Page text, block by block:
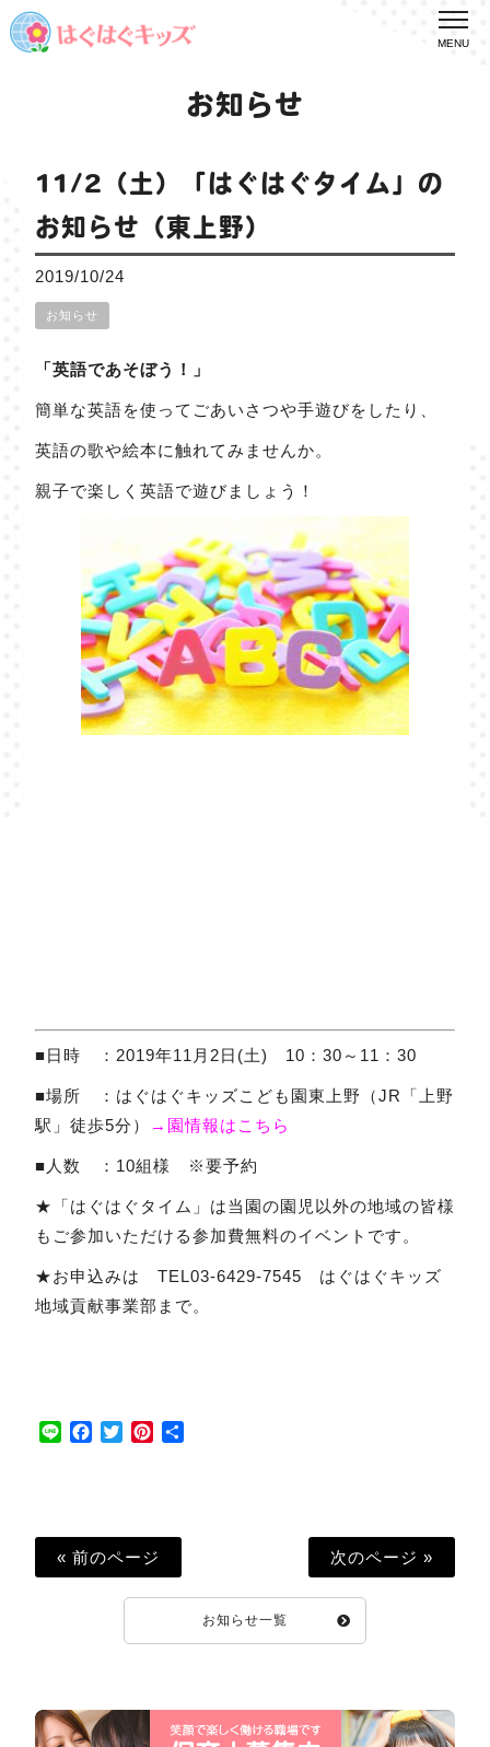
MENU
お知らせ
11/2（土）「はぐはぐタイム」の
お知らせ（東上野）
2019/10/24
お知らせ
「英語であそぼう！」
簡単な英語を使ってごあいさつや手遊びをしたり、
英語の歌や絵本に触れてみませんか。
親子で楽しく英語で遊びましょう！
■日時 ：2019年11月2日(土) 10：30～11：30
■場所 ：はぐはぐキッズこども園東上野（JR「上野
駅」徒歩5分）
→園情報はこちら
■人数 ：10組様 ※要予約
★「はぐはぐタイム」は当園の園児以外の地域の皆様
もご参加いただける参加費無料のイベントです。
★お申込みは TEL03-6429-7545 はぐはぐキッズ
地域貢献事業部まで。
Line Facebook
TwitterPinterest
« 前のページ 次のページ »
お知らせ一覧